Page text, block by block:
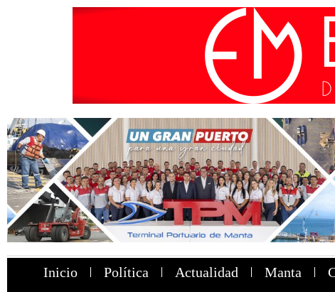
Inicio Política Actualidad Manta